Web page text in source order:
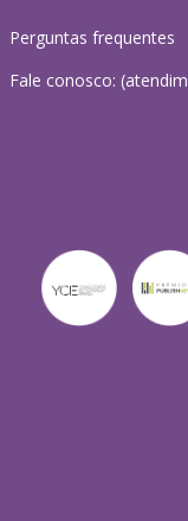
Perguntas frequentes
Fale conosco: